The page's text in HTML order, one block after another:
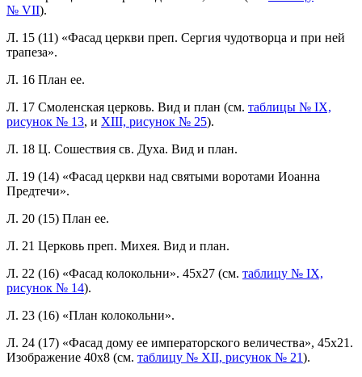
№ VII).
Л. 15 (11) «Фасад церкви преп. Сергия чудотворца и при ней
трапеза».
Л. 16 План ее.
Л. 17 Смоленская церковь. Вид и план (см. таблицы № IX,
рисунок № 13, и XIII, рисунок № 25).
Л. 18 Ц. Сошествия св. Духа. Вид и план.
Л. 19 (14) «Фасад церкви над святыми воротами Иоанна
Предтечи».
Л. 20 (15) План ее.
Л. 21 Церковь преп. Михея. Вид и план.
Л. 22 (16) «Фасад колокольни». 45x27 (см. таблицу № IX,
рисунок № 14).
Л. 23 (16) «План колокольни».
Л. 24 (17) «Фасад дому ее императорского величества», 45x21.
Изображение 40х8 (см. таблицу № XII, рисунок № 21).